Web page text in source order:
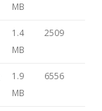
MB
1.4
MB
2509
1.9
MB
6556